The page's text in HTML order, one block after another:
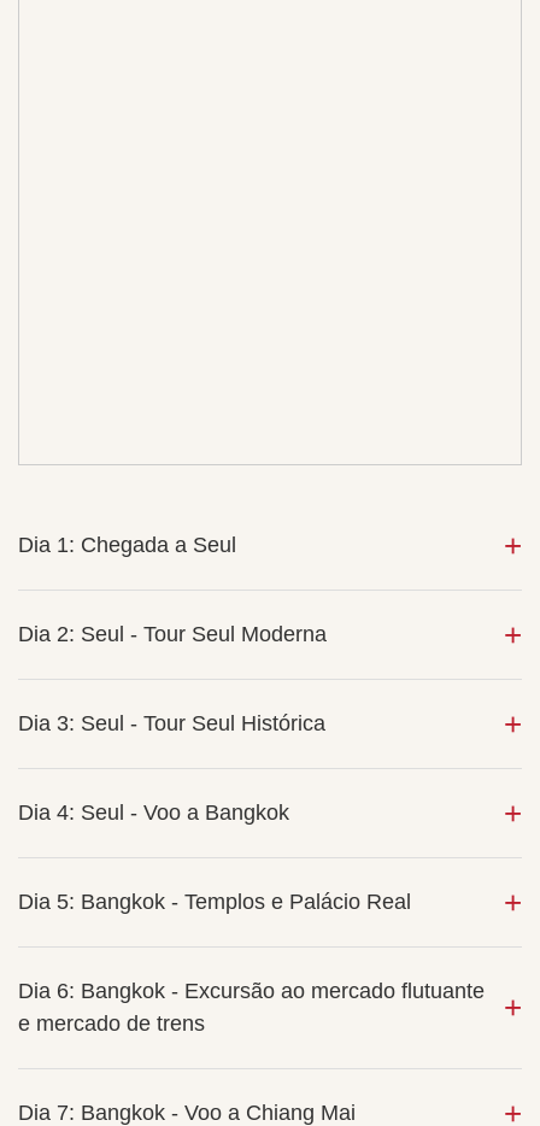
Dia 1: Chegada a Seul
Dia 2: Seul - Tour Seul Moderna
Dia 3: Seul - Tour Seul Histórica
Dia 4: Seul - Voo a Bangkok
Dia 5: Bangkok - Templos e Palácio Real
Dia 6: Bangkok - Excursão ao mercado flutuante
e mercado de trens
Dia 7: Bangkok - Voo a Chiang Mai